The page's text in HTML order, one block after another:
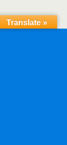
Translate »